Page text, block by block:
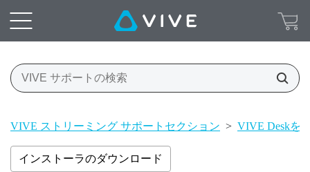
VIVE ストリーミング サポートセクション > VIVE Deskを
インストーラのダウンロード